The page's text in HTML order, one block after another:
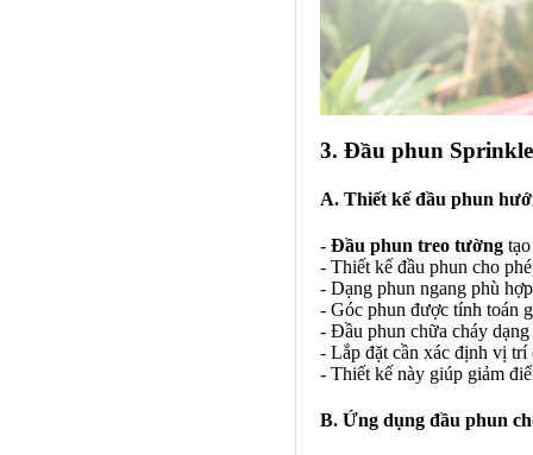
3. Đầu phun
A. Thiết kế đầu phun
- Đầu phun treo tường
- Thiết kế đầu phun cho
- Dạng phun ngang phù
- Góc phun được tính toán
- Đầu phun chữa cháy
- Lắp đặt cần xác định vị trí
- Thiết kế này giúp giảm
B. Ứng dụng đầu phun